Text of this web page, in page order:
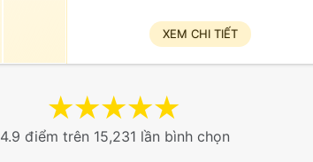
XEM CHI TIẾT
★
★
★
★
★
4.9 điểm trên 15,231 lần bình chọn